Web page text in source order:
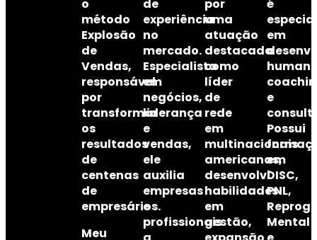
o
método
Explosão
de
Vendas,
responsável
por
transformar
os
resultados
de
centenas
de
empresários.
Meu
de
experiência
no
mercado.
Especialista
em
negócios,
liderança
e
vendas,
ele
auxilia
empresas
e
profissionais
por
uma
atuação
destacada
como
líder
de
rede
em
multinacionais
americanas,
desenvolvi
habilidades
em
gestão,
é
em
e
Possui
em
DISC,
PNL,
Mental